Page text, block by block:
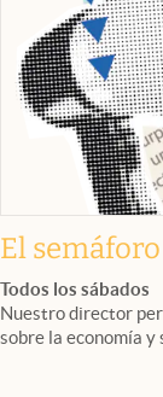
El
Todos los sábados
Nuestro director
sobre la economía y